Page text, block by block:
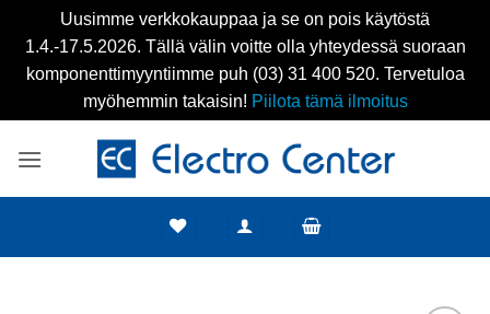
Uusimme verkkokauppaa ja se on pois käytöstä
1.4.-17.5.2026. Tällä välin voitte olla yhteydessä suoraan
komponenttimyyntiimme puh (03) 31 400 520. Tervetuloa
myöhemmin takaisin! Piilota tämä ilmoitus